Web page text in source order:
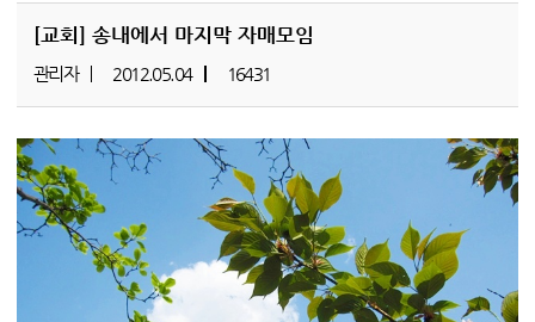
[교회] 송내에서 마지막 자매모임
관리자 2012.05.04 16431